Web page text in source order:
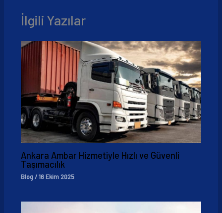
İlgili Yazılar
Ankara Ambar Hizmetiyle Hızlı ve Güvenli
Taşımacılık
Blog/16 Ekim 2025